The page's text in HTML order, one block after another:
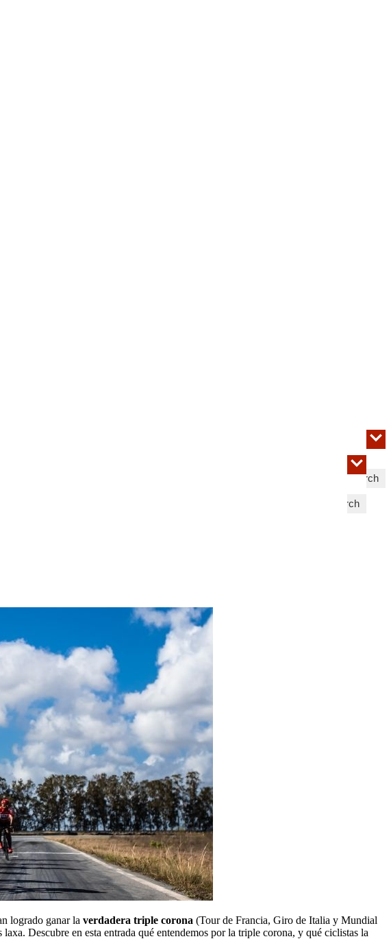
Search
Search
logrado ganar la verdadera triple corona (Tour de Francia, Giro de Italia y Mundial
Descubre en esta entrada qué entendemos por la triple corona, y qué ciclistas la